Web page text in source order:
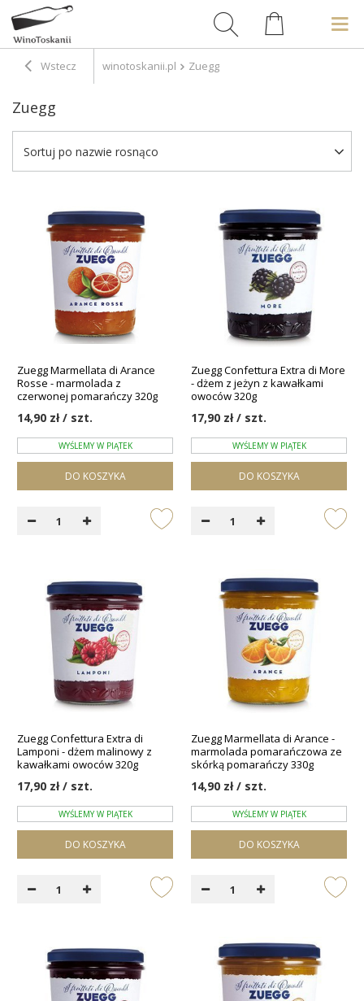
Wstecz winotoskanii.pl Zuegg
Zuegg
Sortuj po nazwie rosnąco
Zuegg Marmellata di Arance
Rosse - marmolada z
czerwonej pomarańczy 320g
14,90 zł / szt.
WYŚLEMY W PIĄTEK
DO KOSZYKA
Zuegg Confettura Extra di More
- dżem z jeżyn z kawałkami
owoców 320g
17,90 zł / szt.
WYŚLEMY W PIĄTEK
DO KOSZYKA
Zuegg Confettura Extra di
Lamponi - dżem malinowy z
kawałkami owoców 320g
17,90 zł / szt.
WYŚLEMY W PIĄTEK
DO KOSZYKA
Zuegg Marmellata di Arance -
marmolada pomarańczowa ze
skórką pomarańczy 330g
14,90 zł / szt.
WYŚLEMY W PIĄTEK
DO KOSZYKA